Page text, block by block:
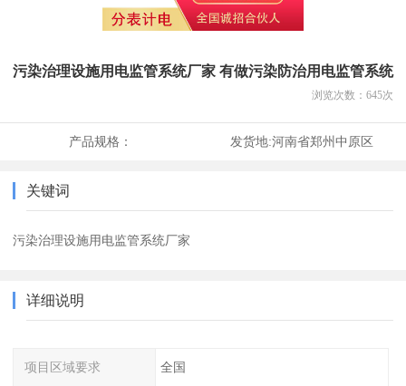
污染治理设施用电监管系统厂家 有做污染防治用电监管系统
浏览次数： 645次
产品规格： 发货地:河南省郑州中原区
关键词
污染治理设施用电监管系统厂家
详细说明
项目区域要求 全国